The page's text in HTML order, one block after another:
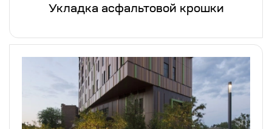
Укладка асфальтовой крошки